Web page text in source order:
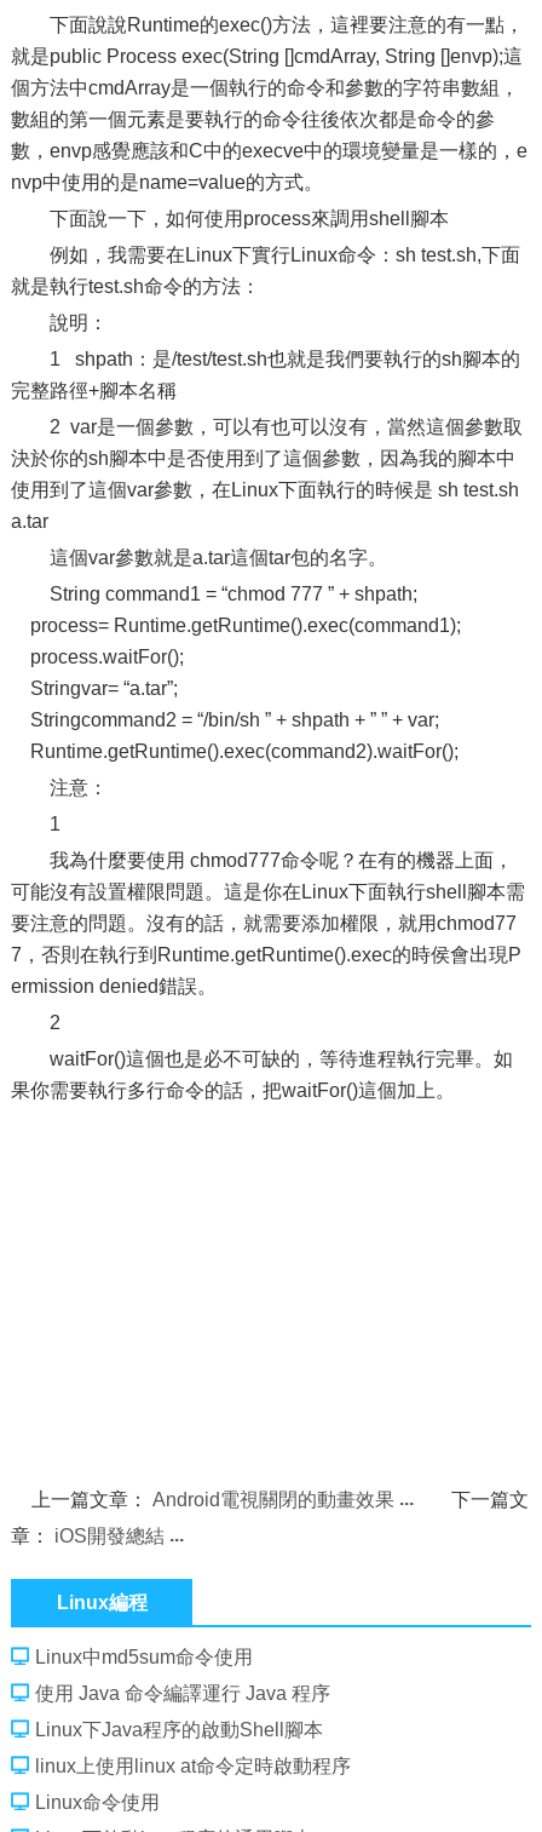
下面說說Runtime的exec()方法，這裡要注意的有一點，
就是public Process exec(String []cmdArray, String []envp);這
個方法中cmdArray是一個執行的命令和參數的字符串數組，
數組的第一個元素是要執行的命令往後依次都是命令的參
數，envp感覺應該和C中的execve中的環境變量是一樣的，e
nvp中使用的是name=value的方式。
下面說一下，如何使用process來調用shell腳本
例如，我需要在Linux下實行Linux命令：sh test.sh,下面
就是執行test.sh命令的方法：
說明：
1
shpath：是/test/test.sh也就是我們要執行的sh腳本的
完整路徑+腳本名稱
2 var是一個參數，可以有也可以沒有，當然這個參數取
決於你的sh腳本中是否使用到了這個參數，因為我的腳本中
使用到了這個var參數，在Linux下面執行的時候是 sh test.sh
a.tar
這個var參數就是a.tar這個tar包的名字。
String command1 = “chmod 777 ” + shpath;
process= Runtime.getRuntime().exec(command1);
process.waitFor();
Stringvar= “a.tar”;
Stringcommand2 = “/bin/sh ” + shpath + ” ” + var;
Runtime.getRuntime().exec(command2).waitFor();
注意：
1
我為什麼要使用 chmod777命令呢？在有的機器上面，
可能沒有設置權限問題。這是你在Linux下面執行shell腳本需
要注意的問題。沒有的話，就需要添加權限，就用chmod77
7，否則在執行到Runtime.getRuntime().exec的時侯會出現P
ermission denied錯誤。
2
waitFor()這個也是必不可缺的，等待進程執行完畢。如
果你需要執行多行命令的話，把waitFor()這個加上。
上一篇文章：Android電視關閉的動畫效果
下一篇文
章： iOS開發總結
Linux編程
Linux中md5sum命令使用
使用 Java 命令編譯運行 Java 程序
Linux下Java程序的啟動Shell腳本
linux上使用linux at命令定時啟動程序
Linux命令使用